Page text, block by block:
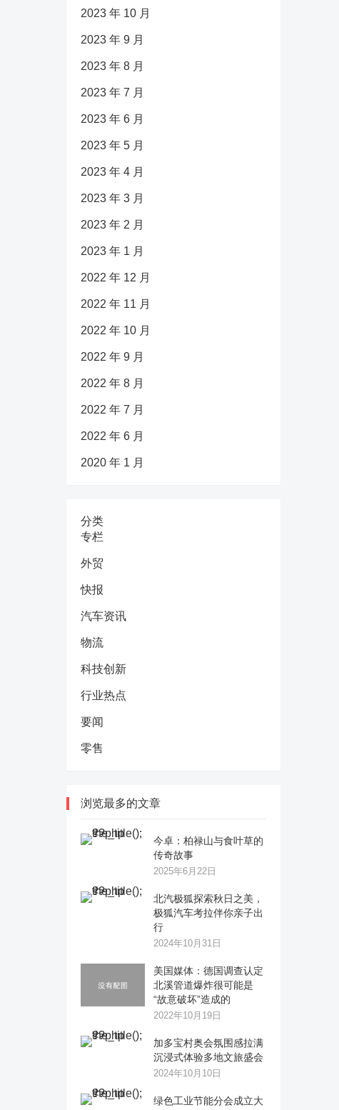
2023 年 10 月
2023 年 9 月
2023 年 8 月
2023 年 7 月
2023 年 6 月
2023 年 5 月
2023 年 4 月
2023 年 3 月
2023 年 2 月
2023 年 1 月
2022 年 12 月
2022 年 11 月
2022 年 10 月
2022 年 9 月
2022 年 8 月
2022 年 7 月
2022 年 6 月
2020 年 1 月
分类
专栏
外贸
快报
汽车资讯
物流
科技创新
行业热点
要闻
零售
浏览最多的文章
今卓：柏禄山与食叶草的
传奇故事
2025年6月22日
​北汽极狐探索秋日之美，
极狐汽车考拉伴你亲子出
行
2024年10月31日
美国媒体：德国调查认定
北溪管道爆炸很可能是
“故意破坏”造成的
2022年10月19日
加多宝村奥会氛围感拉满
沉浸式体验多地文旅盛会
2024年10月10日
绿色工业节能分会成立大